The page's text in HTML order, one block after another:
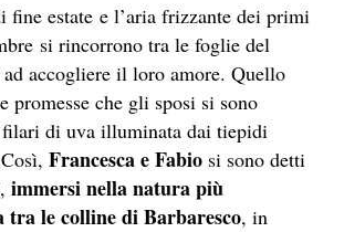
fine estate e l’aria frizzante dei primi
si rincorrono tra le foglie del
accogliere il loro amore. Quello
promesse che gli sposi si sono
di uva illuminata dai tiepidi
Francesca e Fabio si sono detti
, immersi nella natura più
tra le colline di Barbaresco, in